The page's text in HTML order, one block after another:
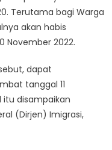
Terutama bagi Warga
akan habis
November 2022.
dapat
tanggal 11
itu disampaikan
(Dirjen) Imigrasi,